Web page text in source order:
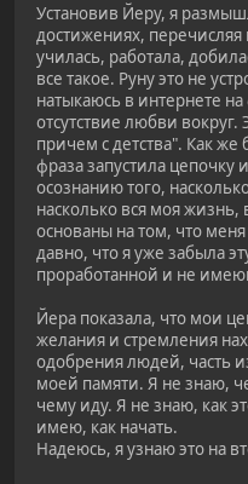
Установив Йеру, я
достижениях,
училась, работала,
все такое. Руну это не
натыкаюсь в интернете
отсутствие любви вокруг.
причем с детства". Как же
фраза запустила
осознанию того,
насколько вся моя
основаны на том, что
давно, что я уже забыла
проработанной и не
Йера показала, что мои
желания и стремления
одобрения людей, часть
моей памяти. Я не знаю,
чему иду. Я не знаю, как
имею, как начать.
Надеюсь, я узнаю это на